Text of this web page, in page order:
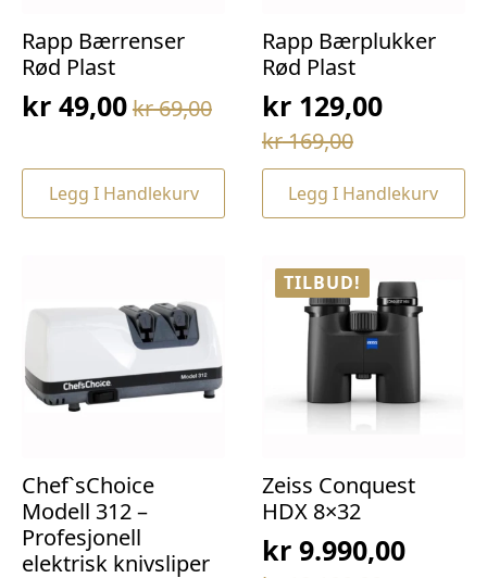
Rapp Bærrenser
Rød Plast
kr69,00
Opprinnelig
var:
kr 69,00.
kr 49,00
Nåværende
er:
kr 49,00.
Legg I Handlekurv
Rapp Bærplukker
Rød Plast
kr169,00
Opprinnelig
pris
var:
kr129,00
Nåværende
pris
er:Legg I Handlekurv
Chef`sChoice
Modell 312 –
Profesjonell
elektrisk knivsliper
TILBUD!
Zeiss Conquest
HDX 8×32
kr9.990,00